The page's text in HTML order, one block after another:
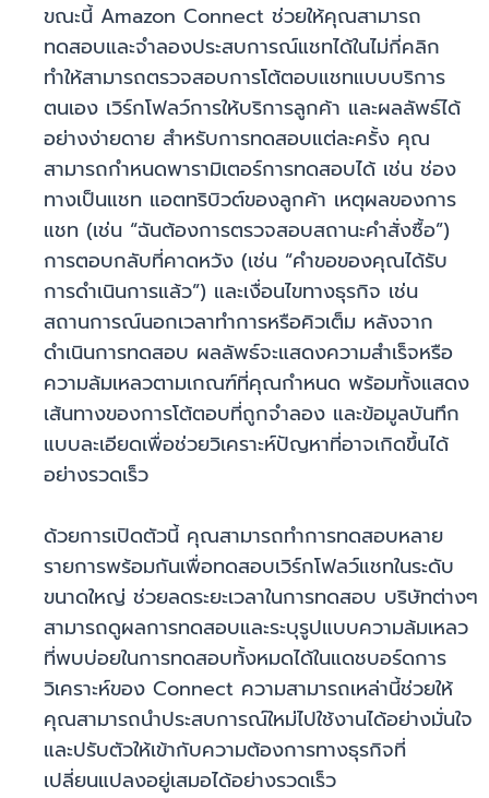
ขณะนี้ Amazon Connect ช่วยให้คุณสามารถ
ทดสอบและจำลองประสบการณ์แชทได้ในไม่กี่คลิก
ทำให้สามารถตรวจสอบการโต้ตอบแชทแบบบริการ
ตนเอง เวิร์กโฟลว์การให้บริการลูกค้า และผลลัพธ์ได้
อย่างง่ายดาย สำหรับการทดสอบแต่ละครั้ง คุณ
สามารถกำหนดพารามิเตอร์การทดสอบได้ เช่น ช่อง
ทางเป็นแชท แอตทริบิวต์ของลูกค้า เหตุผลของการ
แชท (เช่น “ฉันต้องการตรวจสอบสถานะคำสั่งซื้อ”)
การตอบกลับที่คาดหวัง (เช่น “คำขอของคุณได้รับ
การดำเนินการแล้ว”) และเงื่อนไขทางธุรกิจ เช่น
สถานการณ์นอกเวลาทำการหรือคิวเต็ม หลังจาก
ดำเนินการทดสอบ ผลลัพธ์จะแสดงความสำเร็จหรือ
ความล้มเหลวตามเกณฑ์ที่คุณกำหนด พร้อมทั้งแสดง
เส้นทางของการโต้ตอบที่ถูกจำลอง และข้อมูลบันทึก
แบบละเอียดเพื่อช่วยวิเคราะห์ปัญหาที่อาจเกิดขึ้นได้
อย่างรวดเร็ว
ด้วยการเปิดตัวนี้ คุณสามารถทำการทดสอบหลาย
รายการพร้อมกันเพื่อทดสอบเวิร์กโฟลว์แชทในระดับ
ขนาดใหญ่ ช่วยลดระยะเวลาในการทดสอบ บริษัทต่างๆ
สามารถดูผลการทดสอบและระบุรูปแบบความล้มเหลว
ที่พบบ่อยในการทดสอบทั้งหมดได้ในแดชบอร์ดการ
วิเคราะห์ของ Connect ความสามารถเหล่านี้ช่วยให้
คุณสามารถนำประสบการณ์ใหม่ไปใช้งานได้อย่างมั่นใจ
และปรับตัวให้เข้ากับความต้องการทางธุรกิจที่
เปลี่ยนแปลงอยู่เสมอได้อย่างรวดเร็ว